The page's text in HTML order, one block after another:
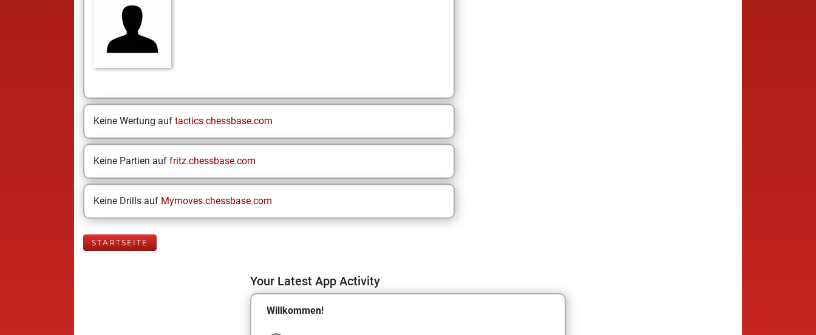
Keine Wertung auf tactics.chessbase.com
Keine Partien auf fritz.chessbase.com
Keine Drills auf Mymoves.chessbase.com
STARTSEITE
Your Latest App Activity
Willkommen!